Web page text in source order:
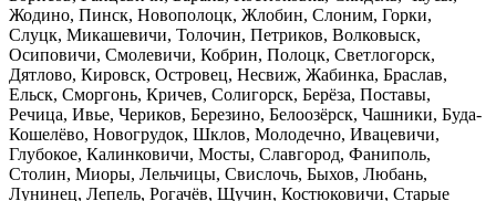
Жодино, Пинск, Новополоцк, Жлобин, Слоним, Горки,
Слуцк, Микашевичи, Толочин, Петриков, Волковыск,
Осиповичи, Смолевичи, Кобрин, Полоцк, Светлогорск,
Дятлово, Кировск, Островец, Несвиж, Жабинка, Браслав,
Ельск, Сморгонь, Кричев, Солигорск, Берёза, Поставы,
Речица, Ивье, Чериков, Березино, Белоозёрск, Чашники, Буда-
Кошелёво, Новогрудок, Шклов, Молодечно, Ивацевичи,
Глубокое, Калинковичи, Мосты, Славгород, Фаниполь,
Столин, Миоры, Лельчицы, Свислочь, Быхов, Любань,
Лунинец, Лепель, Рогачёв, Щучин, Костюковичи, Старые